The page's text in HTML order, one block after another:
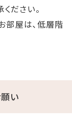
ださい。
部屋は、低層階
い